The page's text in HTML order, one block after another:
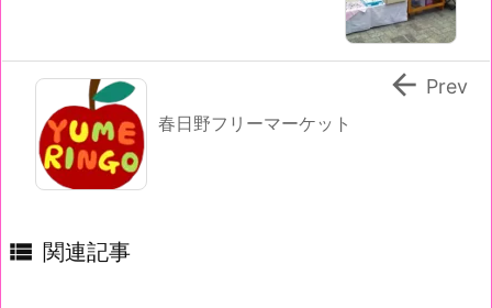
春日野フリーマーケット
 Prev
 関連記事